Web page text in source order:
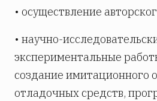
• осуществление
• научно-
экспериментальные
создание имитационного
отладочных средств,